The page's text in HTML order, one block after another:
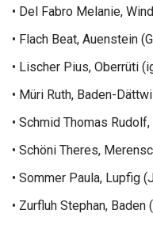
• Del Fabro Melanie,
• Flach Beat, Auenstein
• Lischer Pius, Oberrüti
• Müri Ruth, Baden-
• Schmid Thomas
• Schöni Theres,
• Sommer Paula, Lupfig
• Zurfluh Stephan,